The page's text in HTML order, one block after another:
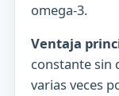
omega-3.
Ventaja
constante sin
varias veces